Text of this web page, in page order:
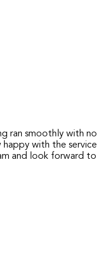
ran smoothly with no
happy with the service
and look forward to